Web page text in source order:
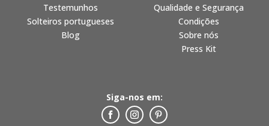
Testemunhos
Solteiros portugueses
Blog
Qualidade e Segurança
Condições
Sobre nós
Press Kit
Siga-nos em: